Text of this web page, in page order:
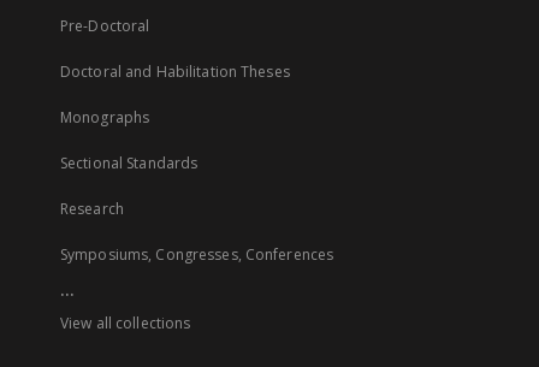
Pre-Doctoral
Doctoral and Habilitation Theses
Monographs
Sectional Standards
Research
Symposiums, Congresses, Conferences
...
View all collections